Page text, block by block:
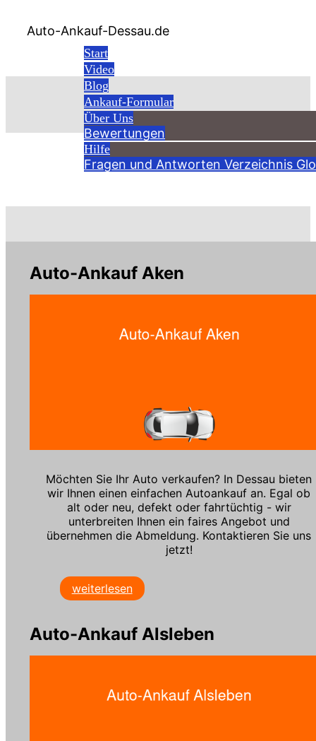
Auto-Ankauf-Dessau.de
Start
Video
Blog
Ankauf-Formular
Über Uns
Bewertungen
Hilfe
Fragen und Antworten Verzeichnis
Verzeichnis
Auto-Ankauf Aken
Möchten Sie Ihr Auto verkaufen? In Dessau bieten
wir Ihnen einen einfachen Autoankauf an. Egal ob
alt oder neu, defekt oder fahrtüchtig - wir
unterbreiten Ihnen ein faires Angebot und
übernehmen die Abmeldung. Kontaktieren Sie uns
jetzt!
weiterlesen
Auto-Ankauf Alsleben